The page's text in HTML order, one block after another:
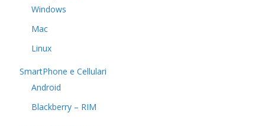
Windows
Mac
Linux
SmartPhone e Cellulari
Android
Blackberry – RIM